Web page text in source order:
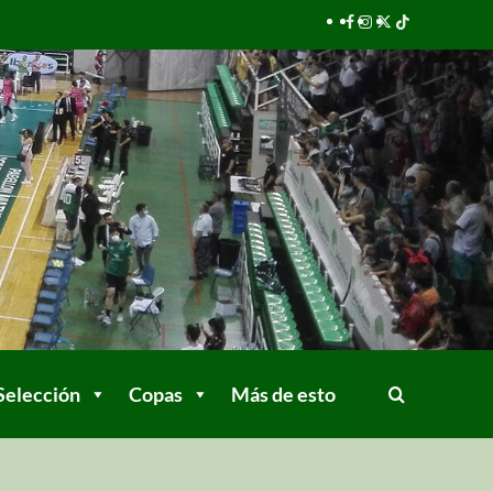
Copas Más de esto